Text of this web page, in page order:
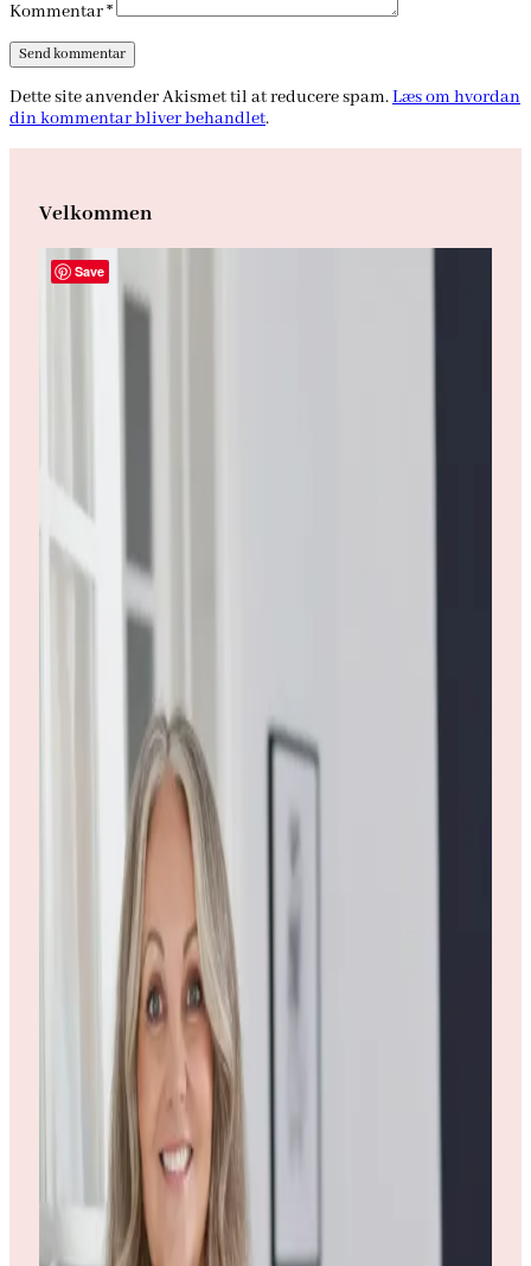
Kommentar*
Dette site anvender Akismet til at reducere spam.Læs om hvordan
din kommentar bliver behandlet.
Velkommen
Save